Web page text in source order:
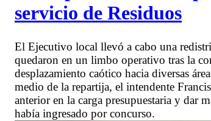
servicio de Residuos
El Ejecutivo local llevó a cabo una
quedaron en un limbo operativo tras la
desplazamiento caótico hacia diversas
medio de la repartija, el intendente
anterior en la carga presupuestaria y dar
había ingresado por concurso.